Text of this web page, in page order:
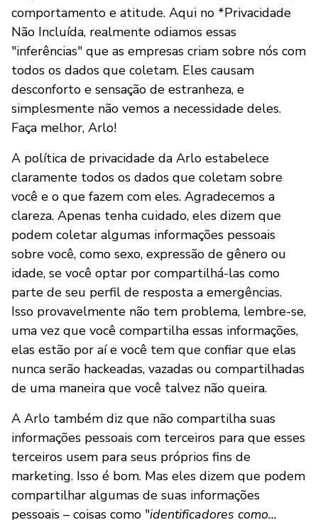
comportamento e atitude. Aqui no *Privacidade
Não Incluída, realmente odiamos essas
"inferências" que as empresas criam sobre nós com
todos os dados que coletam. Eles causam
desconforto e sensação de estranheza, e
simplesmente não vemos a necessidade deles.
Faça melhor, Arlo!
A política de privacidade da Arlo estabelece
claramente todos os dados que coletam sobre
você e o que fazem com eles. Agradecemos a
clareza. Apenas tenha cuidado, eles dizem que
podem coletar algumas informações pessoais
sobre você, como sexo, expressão de gênero ou
idade, se você optar por compartilhá-las como
parte de seu perfil de resposta a emergências.
Isso provavelmente não tem problema, lembre-se,
uma vez que você compartilha essas informações,
elas estão por aí e você tem que confiar que elas
nunca serão hackeadas, vazadas ou compartilhadas
de uma maneira que você talvez não queira.
A Arlo também diz que não compartilha suas
informações pessoais com terceiros para que esses
terceiros usem para seus próprios fins de
marketing. Isso é bom. Mas eles dizem que podem
compartilhar algumas de suas informações
pessoais – coisas como "identificadores como...